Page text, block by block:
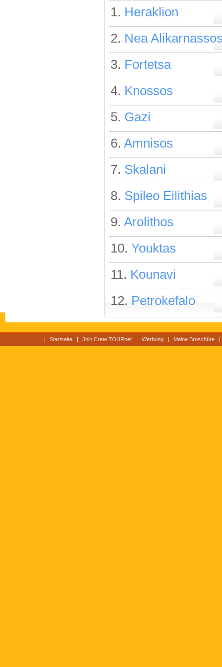
1. Heraklion
2. Nea
3. Fortetsa
4. Knossos
5. Gazi
6. Amnisos
7. Skalani
8. Spileo Eilithias
9. Arolithos
10. Youktas
11. Kounavi
12. Petrokefalo
Startseite Join Crete TOURnet Werbung Meine Broschüre